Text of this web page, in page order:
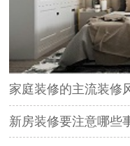
家庭装修的主流装修
新房装修要注意哪些